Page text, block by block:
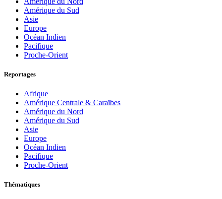
Amérique du Sud
Asie
Europe
Océan Indien
Pacifique
Proche-Orient
Reportages
Afrique
Amérique Centrale & Caraïbes
Amérique du Nord
Amérique du Sud
Asie
Europe
Océan Indien
Pacifique
Proche-Orient
Thématiques